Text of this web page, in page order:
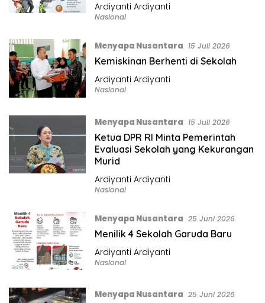
Ardiyanti Ardiyanti
Nasional
Menyapa Nusantara 15 Juli 2026
Kemiskinan Berhenti di Sekolah
Ardiyanti Ardiyanti
Nasional
Menyapa Nusantara 15 Juli 2026
Ketua DPR RI Minta Pemerintah
Evaluasi Sekolah yang Kekurangan
Murid
Ardiyanti Ardiyanti
Nasional
Menyapa Nusantara 25 Juni 2026
Menilik 4 Sekolah Garuda Baru
Ardiyanti Ardiyanti
Nasional
Menyapa Nusantara 25 Juni 2026